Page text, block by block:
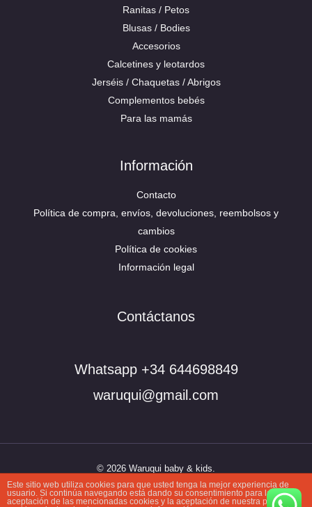
Ranitas / Petos
Blusas / Bodies
Accesorios
Calcetines y leotardos
Jerséis / Chaquetas / Abrigos
Complementos bebés
Para las mamás
Información
Contacto
Política de compra, envíos, devoluciones, reembolsos y
cambios
Política de cookies
Información legal
Contáctanos
Whatsapp +34 644698849
waruqui@gmail.com
© 2026 Waruqui baby & kids.
Este sitio web utiliza cookies para que usted tenga la mejor experiencia de
usuario. Si continúa navegando está dando su consentimiento para la
aceptación de las mencionadas cookies y la aceptación de nuestra política de